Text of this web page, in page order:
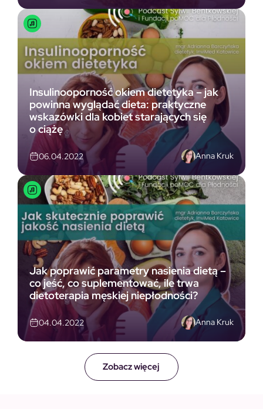
Zobacz więcej
Insulinooporność okiem dietetyka – jak
powinna wyglądać dieta: praktyczne
wskazówki dla kobiet starających się
o ciążę
06.04.2022 Anna Kruk
Jak poprawić parametry nasienia dietą –
co jeść, co suplementować, ile trwa
dietoterapia męskiej niepłodności?
04.04.2022 Anna Kruk